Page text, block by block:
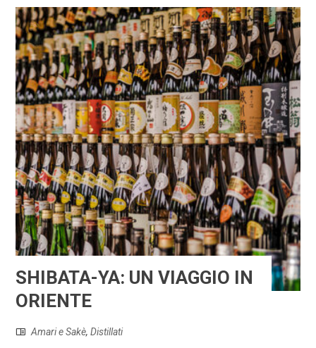
SHIBATA-YA: UN VIAGGIO IN
ORIENTE
Amari e Sakè,Distillati